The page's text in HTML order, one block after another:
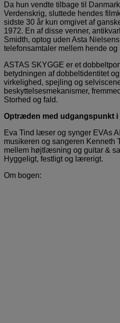
Da hun vendte tilbage til
Verdenskrig, sluttede hendes
sidste 30 år kun omgivet af
1972. En af disse venner,
Smidth, optog uden Asta
telefonsamtaler mellem hende
ASTAS SKYGGE er et
betydningen af dobbeltidentitet
virkelighed, spejling og
beskyttelsesmekanismer,
Storhed og fald.
Optræden med udgangspunkt i
Eva Tind læser og synger EVAs
musikeren og sangeren Kenneth
mellem højtlæsning og guitar &
Hyggeligt, festligt og lærerigt.
Om bogen: